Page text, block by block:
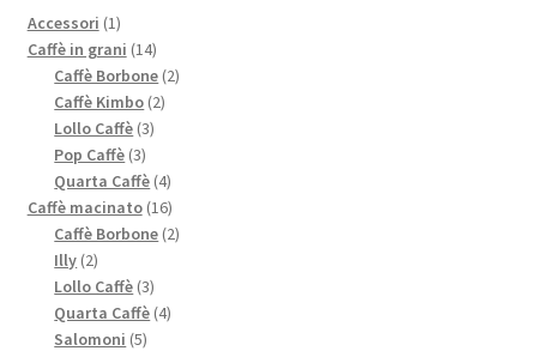
Accessori 11
prodotto
Caffè in grani 1414
prodotti
Caffè Borbone 22
Caffè Kimbo 22
Lollo Caffè 33
Pop Caffè 33
prodotti
Quarta Caffè 44
prodotti
Caffè macinato 1616
prodotti
Caffè Borbone 22
Illy 22
prodotti
Lollo Caffè 33
prodotti
Quarta Caffè 44
Salomoni 55